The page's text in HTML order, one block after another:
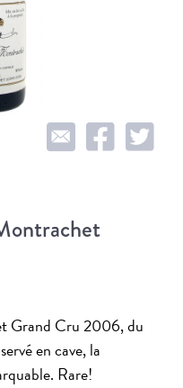
Grand Cru 2006, du
en cave, la
Rare!